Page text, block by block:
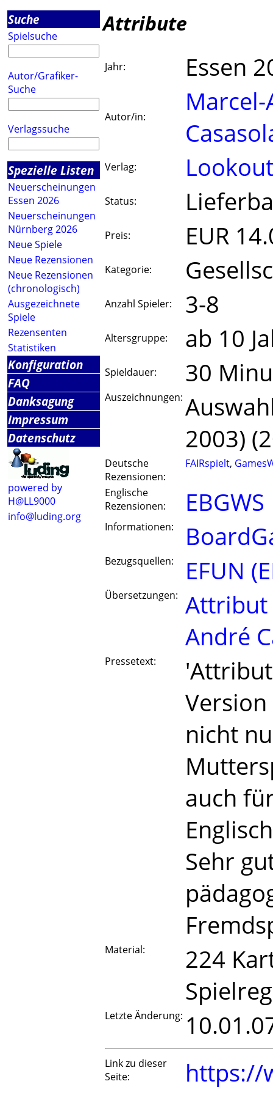
Suche
Spielsuche
Autor/Grafiker-
Suche
Verlagssuche
Spezielle Listen
Neuerscheinungen
Essen 2026
Neuerscheinungen
Nürnberg 2026
Neue Spiele
Neue Rezensionen
Neue Rezensionen
(chronologisch)
Ausgezeichnete
Spiele
Rezensenten
Statistiken
Konfiguration
FAQ
Danksagung
Impressum
Datenschutz
powered by
H@LL9000
info@luding.org
Attribute
Jahr: Essen
Autor/in:
Verlag: Lookout
Status:
Preis: EUR
Kategorie:
Anzahl Spieler: 3-8
Altersgruppe: ab 10
Spieldauer: 30
Auszeichnungen:
2003)
Deutsche
Rezensionen:
FAIRspielt,
Englische
Rezensionen:
EBGWS
Informationen:
Bezugsquellen: EFUN
Übersetzungen: Attribut
André
Pressetext:
nicht
auch
Sehr
Material:
224
Letzte Änderung:
Link zu dieser
Seite:
https://